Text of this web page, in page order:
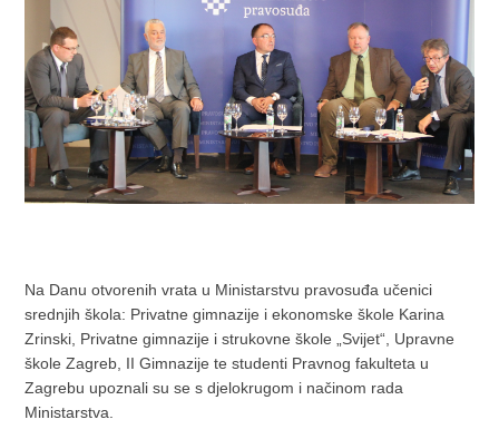
Na Danu otvorenih vrata u Ministarstvu pravosuđa učenici
srednjih škola: Privatne gimnazije i ekonomske škole Karina
Zrinski, Privatne gimnazije i strukovne škole „Svijet“, Upravne
škole Zagreb, II Gimnazije te studenti Pravnog fakulteta u
Zagrebu upoznali su se s djelokrugom i načinom rada
Ministarstva.